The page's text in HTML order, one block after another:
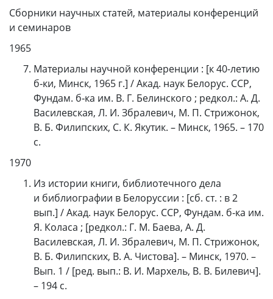
Сборники научных статей, материалы конференций
и семинаров
1965
Материалы научной конференции : [к 40-летию
б‑ки, Минск, 1965 г.] / Акад. наук Белорус. ССР,
Фундам. б‑ка им. В. Г. Белинского ; редкол.: А. Д.
Василевская, Л. И. Збралевич, М. П. Стрижонок,
В. Б. Филипских, С. К. Якутик. – Минск, 1965. – 170
с.
1970
Из истории книги, библиотечного дела
и библиографии в Белоруссии : [сб. ст. : в 2
вып.] / Акад. наук Белорус. ССР, Фундам. б‑ка им.
Я. Коласа ; [редкол.: Г. М. Баева, А. Д.
Василевская, Л. И. Збралевич, М. П. Стрижонок,
В. Б. Филипских, В. А. Чистова]. – Минск, 1970. –
Вып. 1 / [ред. вып.: В. И. Мархель, В. В. Билевич].
– 194 с.